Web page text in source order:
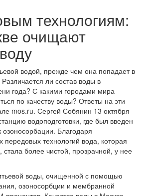
технологиям:
очищают
водой, прежде чем она попадает в
ли состав воды в
года? С какими городами мира
по качеству воды? Ответы на эти
mos.ru. Сергей Собянин 13 октября
водоподготовки, где был введен
Благодаря
технологий вода, которая
стала более чистой, прозрачной, у нее
воды, очищенной с помощью
озоносорбции и мембранной